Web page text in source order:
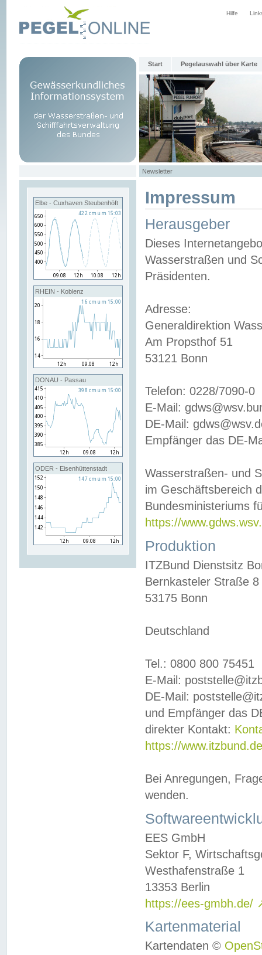
Hilfe
Start Pegelauswahl über Karte
Newsletter
Elbe - Cuxhaven Steubenhöft
RHEIN - Koblenz
DONAU - Passau
ODER - Eisenhüttenstadt
Impressum
Herausgeber
Dieses
Wasserstraßen und
Präsidenten.
Adresse:
Generaldirektion
Am Propsthof 51
53121 Bonn
Telefon: 0228/7090-0
E-Mail:
DE-Mail:
Empfänger das DE-
Wasserstraßen- und
im Geschäftsbereich
Bundesministeriums
https://
Produktion
ITZBund Dienstsitz
Bernkasteler Straße 8
53175 Bonn
Deutschland
Tel.: 0800 800 75451
E-Mail:
DE-Mail:
und Empfänger das
direkter Kontakt:
https://
Bei Anregungen,
wenden.
EES GmbH
Sektor F,
Westhafenstraße 1
13353 Berlin
https://ees-gmbh.de/
Kartenmaterial
Kartendaten ©